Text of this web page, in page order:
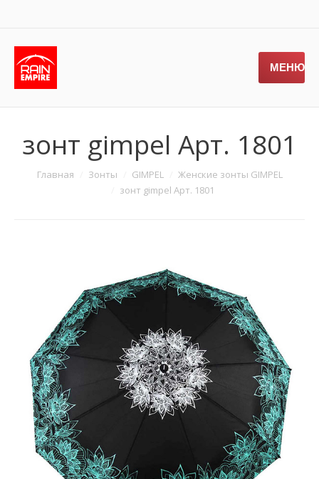
МЕНЮ
зонт gimpel Арт. 1801
Главная Зонты GIMPEL
Женские зонты GIMPEL
зонт gimpel Арт. 1801